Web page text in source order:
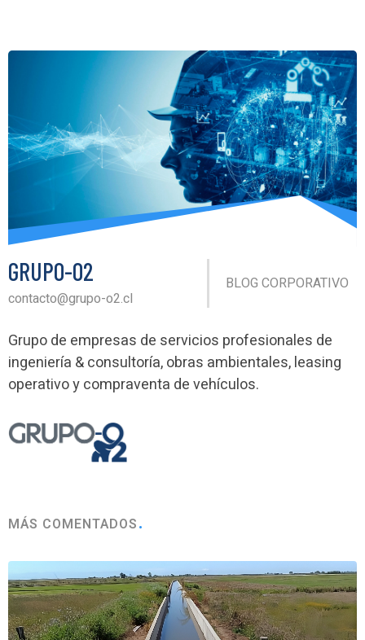
GRUPO-O2
contacto@grupo-o2.cl
BLOG CORPORATIVO
Grupo de empresas de servicios profesionales de
ingeniería & consultoría, obras ambientales, leasing
operativo y compraventa de vehículos.
MÁS COMENTADOS